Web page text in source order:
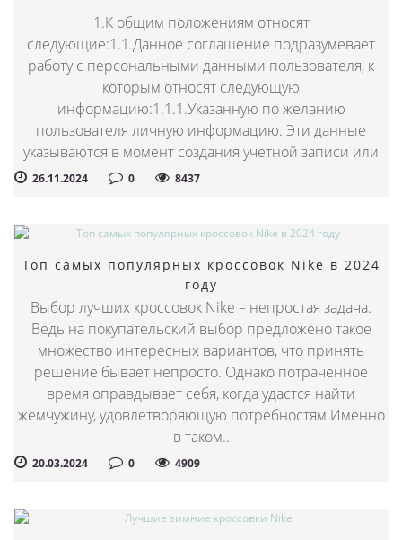
1.К общим положениям относят
следующие:1.1.Данное соглашение подразумевает
работу с персональными данными пользователя, к
которым относят следующую
информацию:1.1.1.Указанную по желанию
пользователя личную информацию. Эти данные
указываются в момент создания учетной записи или
пр..
26.11.2024 0 8437
Топ самых популярных кроссовок Nike в 2024
году
Выбор лучших кроссовок Nike – непростая задача.
Ведь на покупательский выбор предложено такое
множество интересных вариантов, что принять
решение бывает непросто. Однако потраченное
время оправдывает себя, когда удастся найти
жемчужину, удовлетворяющую потребностям.Именно
в таком..
20.03.2024 0 4909